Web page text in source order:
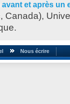
et après un
Canada),
Nous écrire